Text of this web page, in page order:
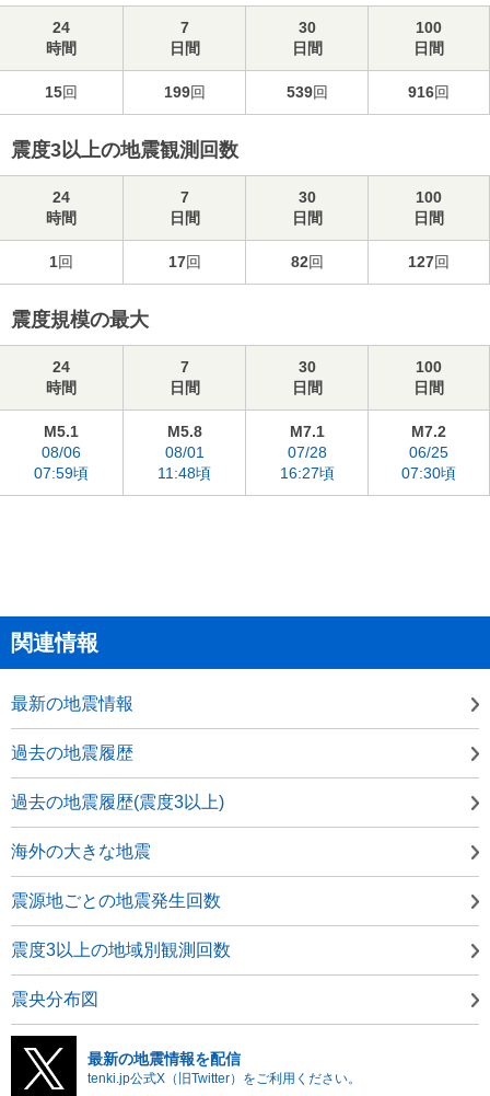
24
時間
7
日間
30
日間
100
日間
15回 199回 539回 916回
震度3以上の地震観測回数
24
時間
7
日間
30
日間
100
日間
1回 17回 82回 127回
震度規模の最大
24
時間
7
日間
30
日間
100
日間
M5.1
08/06
07:59頃
M5.8
08/01
11:48頃
M7.1
07/28
16:27頃
M7.2
06/25
07:30頃
関連情報
最新の地震情報
過去の地震履歴
過去の地震履歴(震度3以上)
海外の大きな地震
震源地ごとの地震発生回数
震度3以上の地域別観測回数
震央分布図
最新の地震情報を配信
tenki.jp公式X（旧Twitter）をご利用ください。